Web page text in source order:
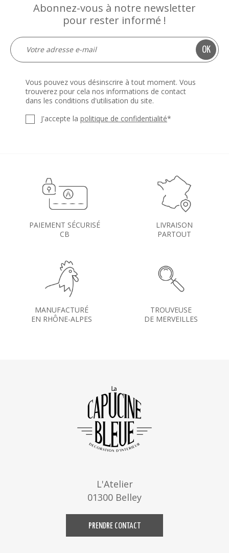
Abonnez-vous à notre newsletter
pour rester informé !
Vous pouvez vous désinscrire à tout moment. Vous
trouverez pour cela nos informations de contact
dans les conditions d'utilisation du site.
J'accepte la politique de confidentialité*
PAIEMENT SÉCURISÉ
CB
LIVRAISON
PARTOUT
MANUFACTURÉ
EN RHÔNE-ALPES
TROUVEUSE
DE MERVEILLES
L'Atelier
01300 Belley
PRENDRE CONTACT